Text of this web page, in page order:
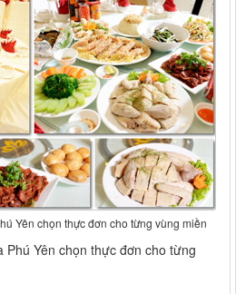
Yên chọn thực đơn cho từng vùng miền
Phú Yên chọn thực đơn cho từng